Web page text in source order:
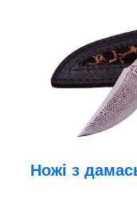
Ножі з